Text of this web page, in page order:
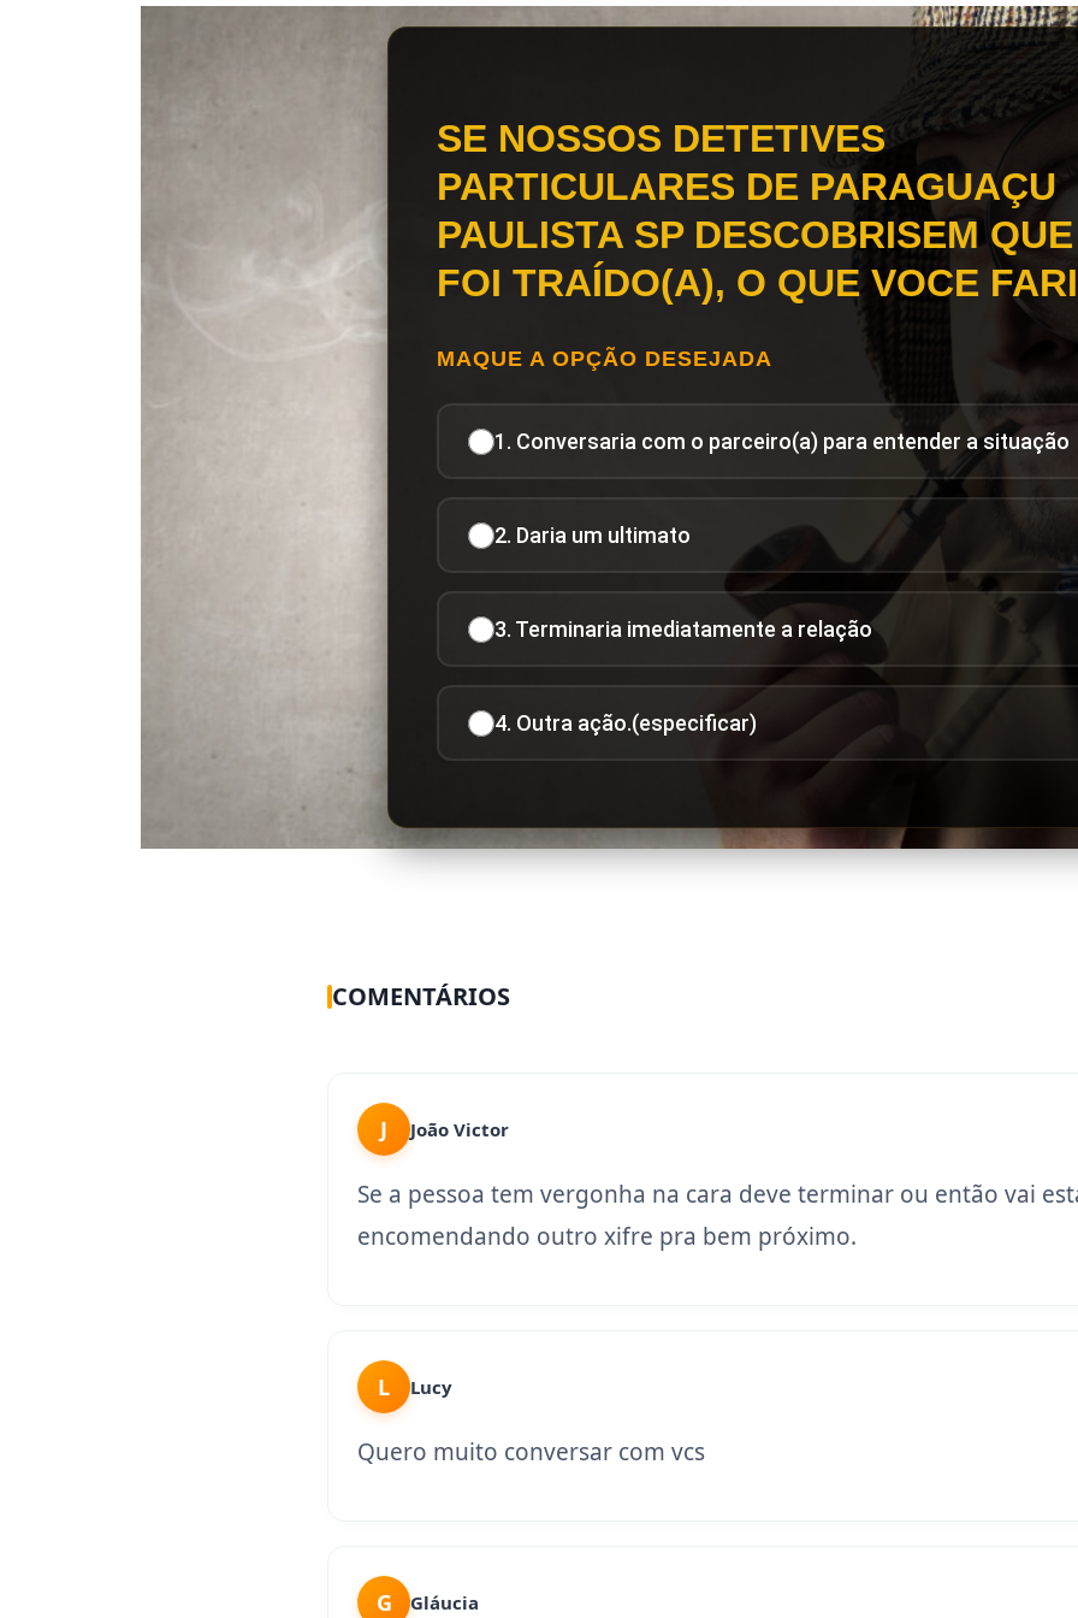
SE NOSSOS DETETIVES
PARTICULARES DE PARAGUAÇU
PAULISTA SP DESCOBRISEM
FOI TRAÍDO(A), O QUE VOCE
MAQUE A OPÇÃO DESEJADA
1. Conversaria com o parceiro(a) para entender a situação
2. Daria um ultimato
3. Terminaria imediatamente a relação
4. Outra ação.(especificar)
COMENTÁRIOS
J João Victor
Se a pessoa tem vergonha na cara deve terminar ou então vai
encomendando outro xifre pra bem próximo.
L Lucy
Quero muito conversar com vcs
G Gláucia